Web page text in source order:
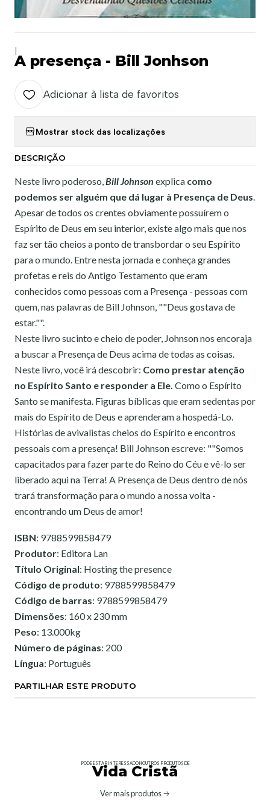
A presença - Bill Jonhson
Adicionar à lista de favoritos
Mostrar stock das localizações
DESCRIÇÃO
Neste livro poderoso,Bill Johnson explica como
podemos ser alguém que dá lugar à Presença de Deus.
Apesar de todos os crentes obviamente possuírem o
Espírito de Deus em seu interior, existe algo mais que nos
faz ser tão cheios a ponto de transbordar o seu Espírito
para o mundo. Entre nesta jornada e conheça grandes
profetas e reis do Antigo Testamento que eram
conhecidos como pessoas com a Presença - pessoas com
quem, nas palavras de Bill Johnson, ""Deus gostava de
estar."".
Neste livro sucinto e cheio de poder, Johnson nos encoraja
a buscar a Presença de Deus acima de todas as coisas.
Neste livro, você irá descobrir: Como prestar atenção
no Espírito Santo e responder a Ele. Como o Espírito
Santo se manifesta. Figuras bíblicas que eram sedentas por
mais do Espírito de Deus e aprenderam a hospedá-Lo.
Histórias de avivalistas cheios do Espírito e encontros
pessoais com a presença! Bill Johnson escreve: ""Somos
capacitados para fazer parte do Reino do Céu e vê-lo ser
liberado aqui na Terra! A Presença de Deus dentro de nós
trará transformação para o mundo a nossa volta -
encontrando um Deus de amor!
ISBN: 9788599858479
Produtor: Editora Lan
Título Original: Hosting the presence
Código de produto: 9788599858479
Código de barras: 9788599858479
Dimensões: 160 x 230 mm
Peso: 13.000kg
Número de páginas: 200
Língua: Português
PARTILHAR ESTE PRODUTO
PODE ESTAR INTERESSADO NOUTROS PRODUTOS DE
Vida Cristã
Ver mais produtos